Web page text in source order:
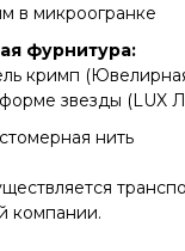
в микроогранке
фурнитура:
кримп
звезды (LUX
нить
компании.